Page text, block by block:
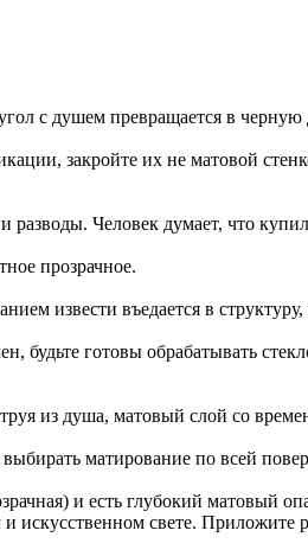
с душем превращается в черную
закройте их не матовой
разводы. Человек думает, что
прозрачное.
извести въедается в
будьте готовы обрабатывать
из душа, матовый слой со
матирование по всей
и есть глубокий матовый
искусственном свете. Приложите